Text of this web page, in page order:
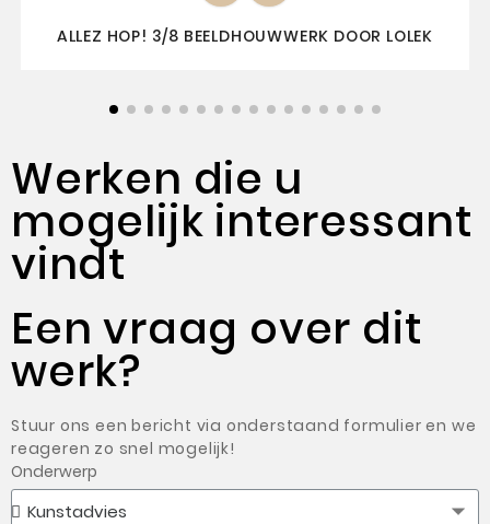
ALLEZ HOP! 3/8 BEELDHOUWWERK DOOR LOLEK
Werken die u
mogelijk interessant
vindt
Een vraag over dit
werk?
Stuur ons een bericht via onderstaand formulier en we
reageren zo snel mogelijk!
Onderwerp